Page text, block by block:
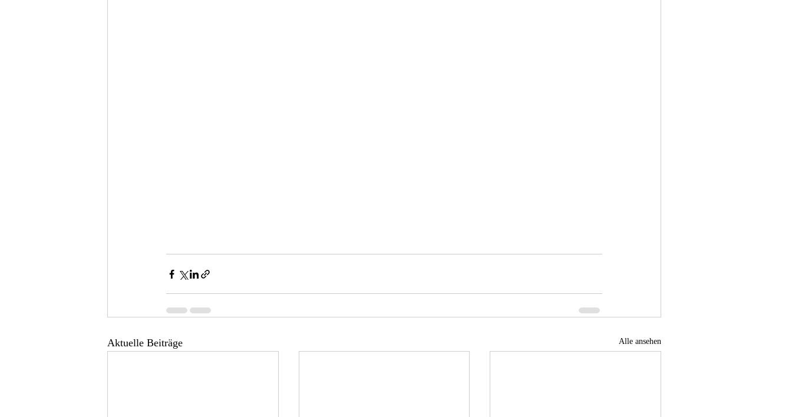
Aktuelle Beiträge Alle ansehen